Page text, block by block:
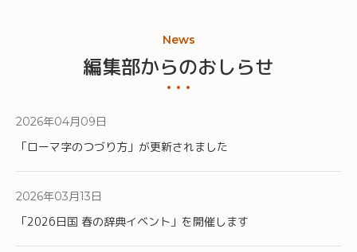
News
編集部からのおしらせ
2026年04月09日
「ローマ字のつづり方」が更新されました
2026年03月13日
「2026日国 春の辞典イベント」を開催します